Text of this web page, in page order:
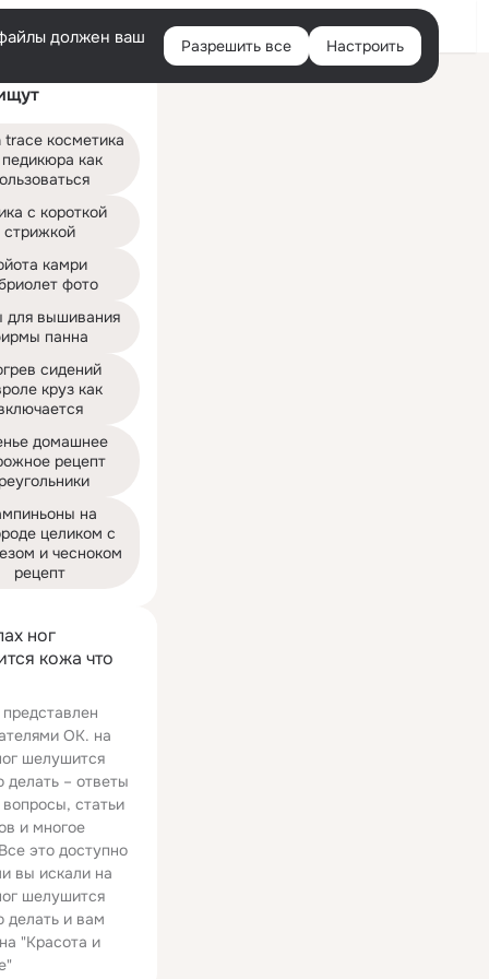
Войти
должен ваш
Разрешить все Настроить
ног
кожа что
ОК. на
шелушится
делать – ответы
статьи
и многое
это доступно
вы искали на
шелушится
делать и вам
"Красота и
trace косметика
как
с короткой
стрижкой
камри
фото
для вышивания
панна
сидений
круз как
домашнее
рецепт
на
целиком с
и чесноком
рецепт